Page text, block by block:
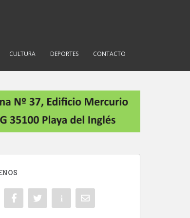
CULTURA DEPORTES CONTACTO